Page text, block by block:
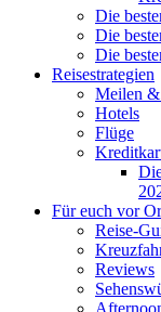
Die
Die
Die
Reisestrategien
Meilen
Hotels
Flüge
Für euch vor
Reise-
Reviews